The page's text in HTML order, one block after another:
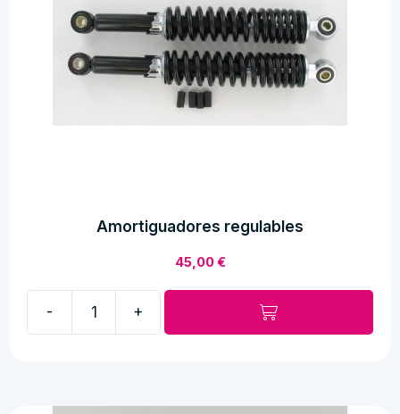
Amortiguadores regulables
45,00€
-
Amortiguadores
+